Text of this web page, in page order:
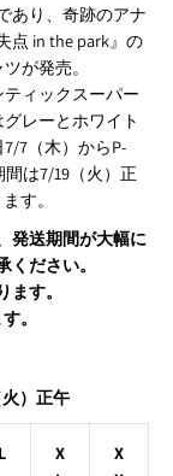
あり、奇跡のアナ
点 in the park』の
が発売。
ティックスーパー
レーとホワイト
7（木）からP-
間は7/19（火）正
す。
発送期間が大幅に
ださい。
す。
。
）正午
L
X
X